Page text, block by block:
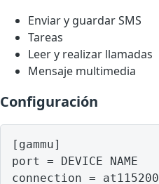
Enviar y guardar SMS
Tareas
Leer y realizar llamadas
Mensaje multimedia
Configuración
[gammu]
port = DEVICE NAME
connection = at115200